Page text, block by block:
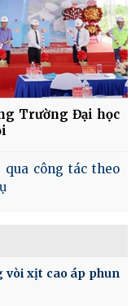
Trường Đại học
công tác theo
vòi xịt cao áp phun